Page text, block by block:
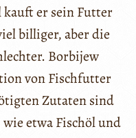
er sein Futter
billiger, aber die
Borbijew
von Fischfutter
Zutaten sind
etwa Fischöl und